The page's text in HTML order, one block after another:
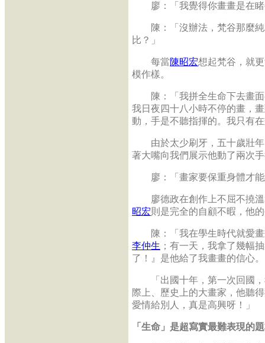
廖：「我覺得你畫畫是在睹
陳：「沒辦法，梵谷那麼純
比？」
每當陳昭宏想起梵谷，就
模作樣。
陳：「我拼全生命下去畫面
我日夜四十八小時不停的畫，
動，手是不聽指揮的。我只有
由於太少刷牙，五十歲壯
著大嘴向我們展示他動了兩次
廖：「畫家要保重身體才能
廖德政在創作上不屈不撓溫
昭宏則是完全的自顧不暇，他
陳：「我在學生時代就愛畫
李仲生 ；有一天，我拿了幾幅
了！』是他給了我畫畫的信心
「出國十年，第一次回國，
際上、歷史上的大畫家，他聽
愛情給別人，真是高興呀！」
「生命」是超寫實最難表現的